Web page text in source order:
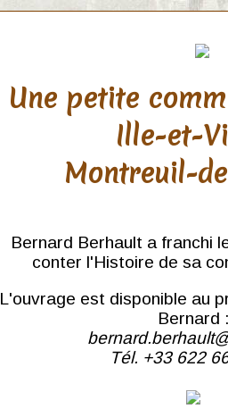
Une petite
Ille-et-
Montreuil-
Bernard Berhault a franchi
conter l'Histoire de sa
L'ouvrage est disponible au
Bernard
Tél. +33 622